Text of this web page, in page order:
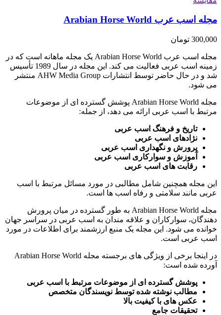
مجله اسب عرب Arabian Horse World
300,000 تومان
مجله اسب عرب Arabian Horse World یک مجله ماهانه است که در
زمینه اسب عربی فعالیت می کند. این مجله در سال 1989 تأسیس
شد و در حال حاضر توسط انتشارات AHW Media Group منتشر
می شود.
مجله Arabian Horse World پوشش گسترده ای از موضوعات
مرتبط با اسب عربی ارائه می دهد، از جمله:
تاریخ و فرهنگ اسب عربی
نژادهای اسب عربی
پرورش و نگهداری اسب عربی
آموزش و سوارکاری اسب عربی
رقابت های اسب عربی
این مجله همچنین شامل مطالبی در مورد مسائل مرتبط با اسب
عربی مانند سلامتی و رفاه اسب ها است.
مجله Arabian Horse World به طور گسترده در میان پرورش
دهندگان، سوارکاران و علاقه مندان به اسب عربی در سراسر جهان
خوانده می شود. این مجله یک منبع ارزشمند برای اطلاعات در مورد
اسب عربی است.
در اینجا برخی از ویژگی های برجسته مجله Arabian Horse World
آورده شده است:
پوشش گسترده ای از موضوعات مرتبط با اسب عربی
مطالب نوشته شده توسط نویسندگان متخصص
عکس های با کیفیت بالا
تحقیقات جامع